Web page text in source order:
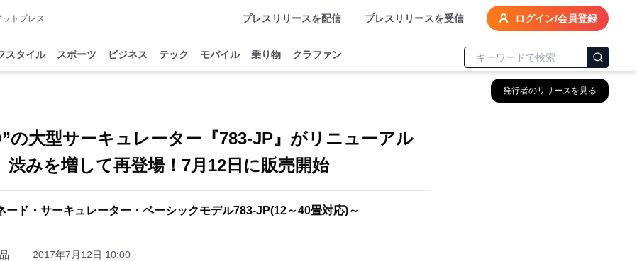
トプレス プレスリリースを配信 プレスリリースを受信 ログイン/会員登録
スタイル スポーツ ビジネス テック モバイル 乗り物 クラファン
発行者のリリースを見る
の大型サーキュレーター『783-JP』がリニューアル
渋みを増して再登場！7月12日に販売開始
ード・サーキュレーター・ベーシックモデル783-JP(12～40畳対応)～
2017年7月12日 10:00